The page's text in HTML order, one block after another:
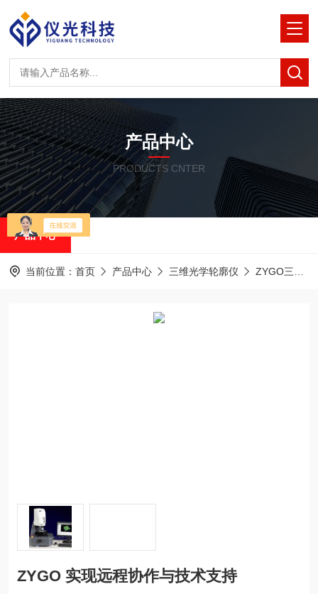
产品中心
PRODUCTS CNTER
产品中心
当前位置： 首页 产品中心 三维光学轮廓仪 ZYGO三维光学轮廓仪
ZYGO 实现远程协作与技术支持